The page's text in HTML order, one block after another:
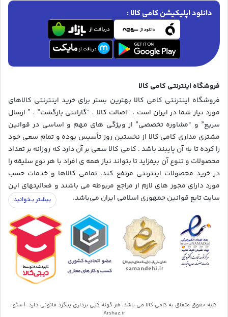
دانلود اپلیکیشن کامی کالا :
فروشگاه اینترنتی کامی کالا
فروشگاه اینترنتی کامی کالا بهترین بستر برای خرید اینترنتی کالاهای
مورد نیاز شما در ایران است . “اصالت کالا ، “گارانتی بازگشت” ، ” ارسال
سریع” و “مشاوره تخصصی” از ویژگی های مهم و اساسی در قوانین
مشتری مداری کامی کالا از نخستین روز تأسیس بوده و تمام سعی خود
را کرده تا به آن پایبند باشد . کامی کالا سعی بر آن دارد که روزانه بر تعداد
محصولات و تنوع آن بیفزاید تا بتواند نیاز همه ی افراد با هر نوع سلیقه را
در خرید محصولات اینترنتی مرتفع کند. تمامی کالاها و خدمات حسب
مورد دارای مجوز های لازم از مراجع مربوطه می باشند و فعالیتهای این
سایت تابع قوانین جمهوری اسلامی ایران می‌باشد.
کلیه حقوق متعلق به کامی کالا می باشد، هر گونه کپی برداری پیگرد قانونی دارد. | سئو:
Arshaz.ir